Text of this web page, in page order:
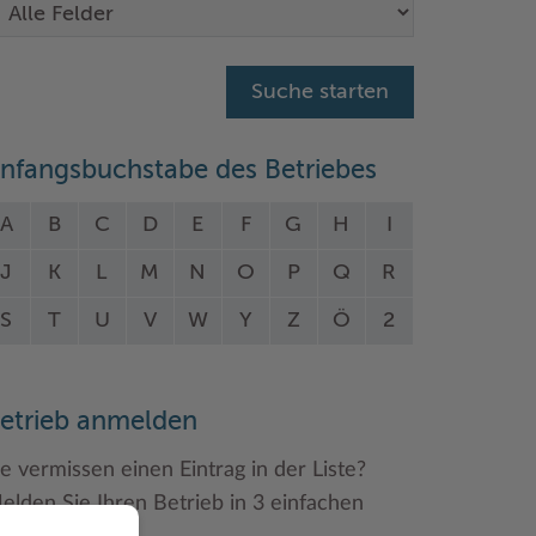
des Betriebes
A B C D E F G H
J K L M N O P Q R
S T U V W Y Z Ö 2
anmelden
vermissen einen Eintrag in der Liste?
Sie Ihren Betrieb in 3 einfachen